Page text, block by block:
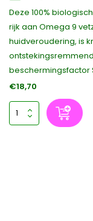
Deze 100%
rijk aan Omega 9
huidveroudering, is
beschermingsfactor
€18,70